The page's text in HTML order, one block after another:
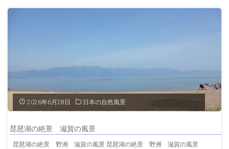
の
屋
2026年6月28日 日本の自然風景
琵琶湖の絶景 滋賀の風景
琵琶湖の絶景 野洲 滋賀の風景 琵琶湖の絶景 野洲 滋賀の風景